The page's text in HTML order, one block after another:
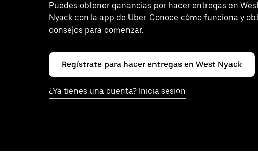
Puedes obtener ganancias por hacer entregas en
Nyack con la app de Uber. Conoce cómo funciona y
consejos para comenzar.
Regístrate para hacer entregas en West Nyack
¿Ya tienes una cuenta? Inicia sesión